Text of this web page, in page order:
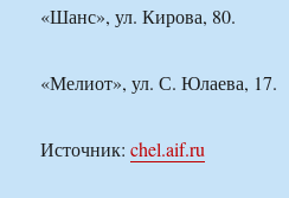
«Шанс», ул. Кирова, 80.
«Мелиот», ул. С. Юлаева, 17.
Источник:chel.aif.ru